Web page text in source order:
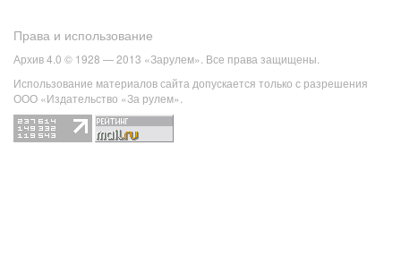
Права и использование
Архив 4.0 © 1928 — 2013 «Зарулем». Все права защищены.
Использование материалов сайта допускается только с разрешения
ООО «Издательство «За рулем».